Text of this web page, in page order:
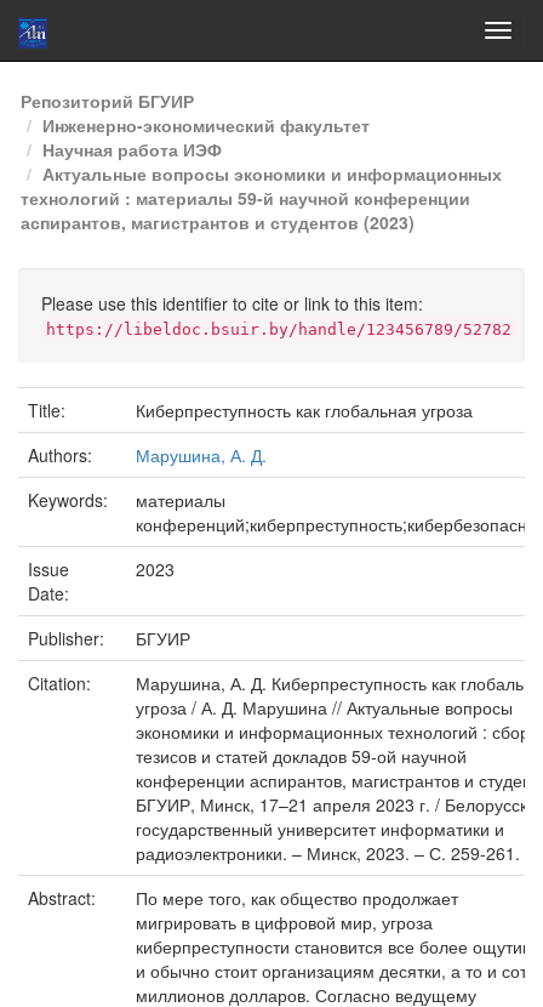
Skip
navigation
Репозиторий БГУИР
Инженерно-экономический факультет
Научная работа ИЭФ
Актуальные вопросы экономики и информационных
технологий : материалы 59-й научной конференции
аспирантов, магистрантов и студентов (2023)
Please use this identifier to cite or link to this item:
https://libeldoc.bsuir.by/handle/123456789/52782
Title:
Киберпреступность как глобальная угроза
Authors:
Марушина, А. Д.
Keywords:
материалы
Issue
Date:
2023
Publisher:
БГУИР
Citation:
Марушина, А. Д. Киберпреступность как
угроза / А. Д. Марушина // Актуальные вопросы
экономики и информационных технологий :
тезисов и статей докладов 59-ой научной
конференции аспирантов, магистрантов и
БГУИР, Минск, 17–21 апреля 2023 г. /
государственный университет информатики и
радиоэлектроники. – Минск, 2023. – С. 259-261.
Abstract:
По мере того, как общество продолжает
мигрировать в цифровой мир, угроза
киберпреступности становится все более
и обычно стоит организациям десятки, а то и
миллионов долларов. Согласно ведущему